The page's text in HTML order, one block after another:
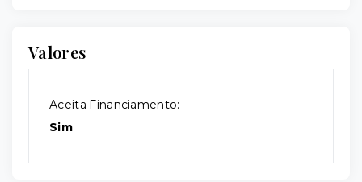
Valores
Aceita Financiamento:
Sim